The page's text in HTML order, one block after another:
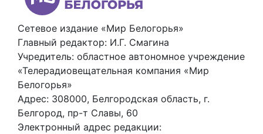
Сетевое издание «Мир Белогорья»
Главный редактор: И.Г. Смагина
Учредитель: областное автономное учреждение
«Телерадиовещательная компания «Мир
Белогорья»
Адрес: 308000, Белгородская область, г.
Белгород, пр-т Славы, 60
Электронный адрес редакции: